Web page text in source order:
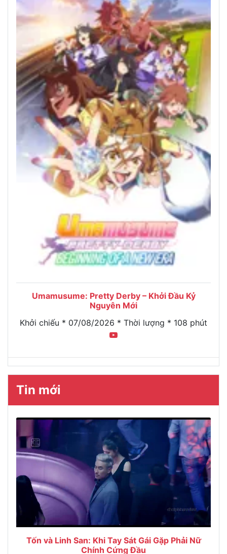
Umamusume: Pretty Derby – Khởi Đầu Kỷ
Nguyên Mới
Khởi chiếu * 07/08/2026 * Thời lượng * 108 phút
Tin mới
Tốn và Linh San: Khi Tay Sát Gái Gặp Phải Nữ
Chính Cứng Đầu